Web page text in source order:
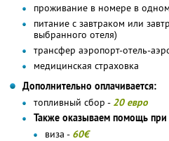
проживание в номере в
питание с завтраком или
выбранного отеля)
трансфер аэропорт-отель-
медицинская страховка
Дополнительно оплачивается:
топливный сбор - 20 евро
Также оказываем помощь
виза - 60€